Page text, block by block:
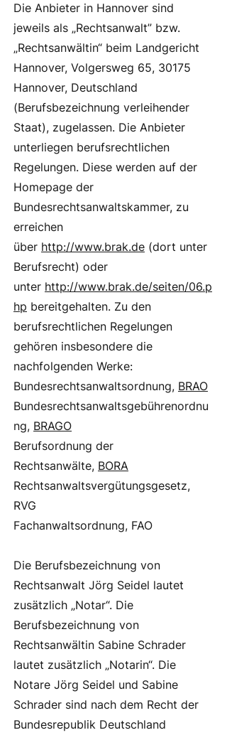
Die Anbieter in Hannover sind
jeweils als „Rechtsanwalt” bzw.
„Rechtsanwältin“ beim Landgericht
Hannover, Volgersweg 65, 30175
Hannover, Deutschland
(Berufsbezeichnung verleihender
Staat), zugelassen. Die Anbieter
unterliegen berufsrechtlichen
Regelungen. Diese werden auf der
Homepage der
Bundesrechtsanwaltskammer, zu
erreichen
über http://www.brak.de (dort unter
Berufsrecht) oder
unter http://www.brak.de/seiten/06.p
hp bereitgehalten. Zu den
berufsrechtlichen Regelungen
gehören insbesondere die
nachfolgenden Werke:
Bundesrechtsanwaltsordnung, BRAO
Bundesrechtsanwaltsgebührenordnu
ng, BRAGO
Berufsordnung der
Rechtsanwälte, BORA
Rechtsanwaltsvergütungsgesetz,
RVG
Fachanwaltsordnung, FAO
Die Berufsbezeichnung von
Rechtsanwalt Jörg Seidel lautet
zusätzlich „Notar“. Die
Berufsbezeichnung von
Rechtsanwältin Sabine Schrader
lautet zusätzlich „Notarin“. Die
Notare Jörg Seidel und Sabine
Schrader sind nach dem Recht der
Bundesrepublik Deutschland